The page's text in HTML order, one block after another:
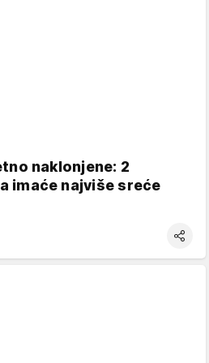
naklonjene: 2
imaće najviše sreće